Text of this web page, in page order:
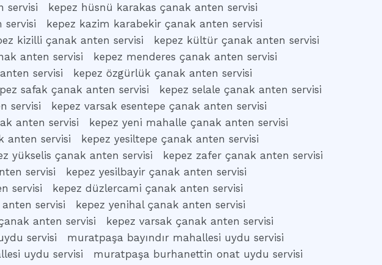
servisi
kepez hüsnü karakas çanak anten servisi
servisi
kepez kazim karabekir çanak anten servisi
kizilli çanak anten servisi
kepez kültür çanak anten servisi
anten servisi
kepez menderes çanak anten servisi
servisi
kepez özgürlük çanak anten servisi
safak çanak anten servisi
kepez selale çanak anten servisi
servisi
kepez varsak esentepe çanak anten servisi
anten servisi
kepez yeni mahalle çanak anten servisi
anten servisi
kepez yesiltepe çanak anten servisi
yükselis çanak anten servisi
kepez zafer çanak anten servisi
servisi
kepez yesilbayir çanak anten servisi
servisi
kepez düzlercami çanak anten servisi
servisi
kepez yenihal çanak anten servisi
anten servisi
kepez varsak çanak anten servisi
servisi
muratpaşa bayındır mahallesi uydu servisi
uydu servisi
muratpaşa burhanettin onat uydu servisi